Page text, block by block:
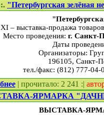
"Петербургская зелёная
XI – выставка-продажа
Место проведения: г. Санкт-
Даты
Организаторы:
196105, Санкт-
тел./факс: (812) 777-
| прочитало: 2 241 :|
ЯРМАРКА
ВЫСТАВКА-